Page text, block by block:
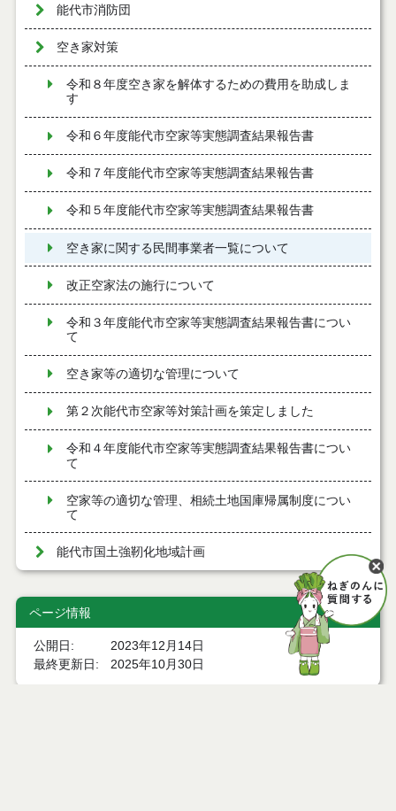
能代市消防団
空き家対策
令和８年度空き家を解体するための費用を助成しま
す
令和６年度能代市空家等実態調査結果報告書
令和７年度能代市空家等実態調査結果報告書
令和５年度能代市空家等実態調査結果報告書
空き家に関する民間事業者一覧について
改正空家法の施行について
令和３年度能代市空家等実態調査結果報告書につい
て
空き家等の適切な管理について
第２次能代市空家等対策計画を策定しました
令和４年度能代市空家等実態調査結果報告書につい
て
空家等の適切な管理、相続土地国庫帰属制度につい
て
能代市国土強靭化地域計画
ページ情報
公開日
2023年12月14日
最終更新日
2025年10月30日